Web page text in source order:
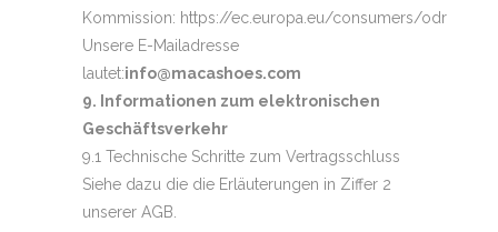
Kommission: https://ec.europa.eu/consumers/odr
Unsere E-Mailadresse
lautet:info@macashoes.com
9. Informationen zum elektronischen
Geschäftsverkehr
9.1 Technische Schritte zum Vertragsschluss
Siehe dazu die die Erläuterungen in Ziffer 2
unserer AGB.